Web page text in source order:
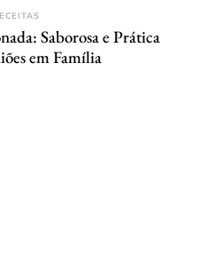
Saborosa e Prática
em Família